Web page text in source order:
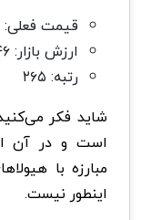
قیمت فعلی: ۰.۰۳۶۶۵ دلار
ارزش بازار: ۱۸۶.۴۶ میلیون دلار
رتبه: ۲۶۵
شاید فکر
است و در آن
مبارزه با
اینطور نیست.